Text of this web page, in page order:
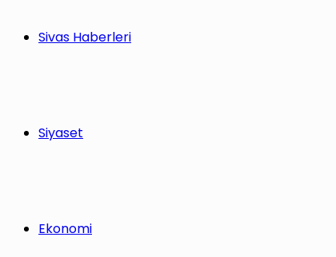
Sivas Haberleri
Siyaset
Ekonomi